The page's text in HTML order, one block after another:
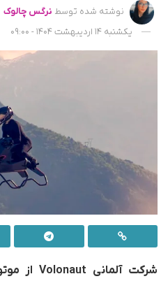
نوشته شده توسط نرگس چالوک
یکشنبه 14 اردیبهشت 1404 - 09:00